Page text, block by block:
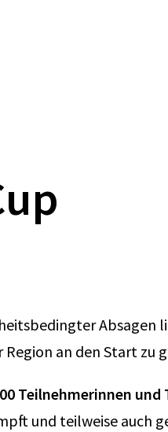
Absagen
an den Start zu
Teilnehmerinnen und
und teilweise auch